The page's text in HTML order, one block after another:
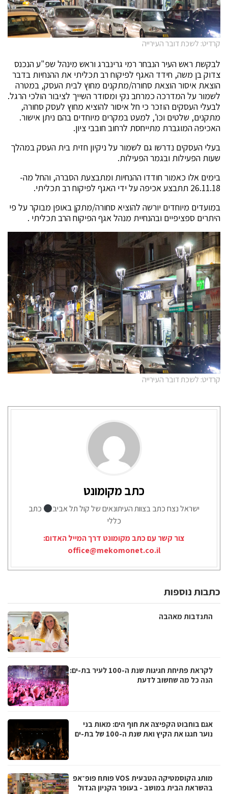
קרדיט: לשכת דובר העירייה
לבקשת ראש העיר הנבחר רמי גרינברג וראש מינהל שפ"ע הנכנס
צדוק בן משה, חידד האגף לפיקוח רב תכליתי את ההנחיות בדבר
הוצאת איסור הוצאת סחורה/מתקנים מחוץ לבית העסק, במטרה
לשמור על המדרכה כמרחב נקי ומסודר השייך לציבור הולכי הרגל.
לבעלי העסקים הוזכר כי חל איסור להוציא מחוץ לעסק סחורה,
מתקנים, שלטים וכו', למעט במקרים מיוחדים בהם ניתן אישור.
האכיפה המוגברת מתייחסת לרחוב חובבי ציון.
בעלי העסקים נדרשו גם לשמור על ניקיון חזית בית העסק במהלך
שעות הפעילות ובגמר הפעילות.
בימים אלו כאמור חודדו ההנחיות ומתבצעת הסברה, והחל מה-
26.11.18 תתבצע אכיפה על ידי האגף לפיקוח רב תכליתי.
במועדים מיוחדים יורשה להוציא סחורה/מתקן באופן מבוקר על פי
היתרים ספציפיים ובהנחיית מנהל אגף הפיקוח הרב תכליתי .
קרדיט: לשכת דובר העירייה
כתב מקומונט
ישראל נצח כתב בצוות העיתונאים של קול תל אביב
כתב
כללי
צור קשר עם כתב מקומונט דרך המייל האדום:
office@mekomonet.co.il
כתבות נוספות
התנדבות מאהבה
לקראת פתיחת חגיגות שנת ה-100 לעיר בת-ים:
הנה כל מה שחשוב לדעת
אגם בוחבוט הקפיצה את חוף הים: מאות בני
נוער חגגו את הקיץ ואת שנת ה-100 של בת-ים
מותג הקוסמטיקה הטבעית VOS פותח פופ־אפ
בהשראת הבית במושב - בעופר הקניון הגדול